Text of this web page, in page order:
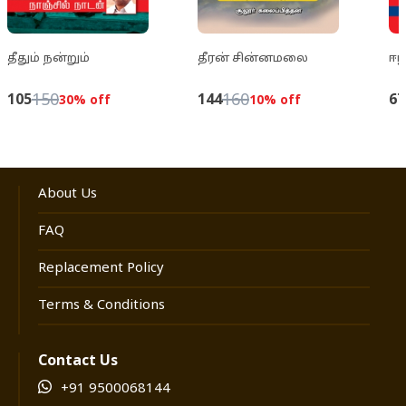
அறியவும், தெரியவும், புரியவும் அனைவருக்கும்
இந்த நூல் நிச்சயம் பயன்படும்.
தீதும் நன்றும்
10515030% off
தீரன் சின்னமலை
14416010% off 67
About Us
FAQ
Replacement Policy
Terms & Conditions
Contact Us
+91 9500068144